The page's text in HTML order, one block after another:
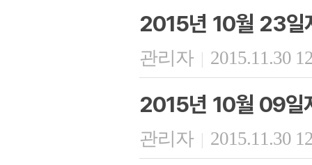
2015년 10월 23일
관리자 | 2015.11.30
2015년 10월 09일
관리자 | 2015.11.30